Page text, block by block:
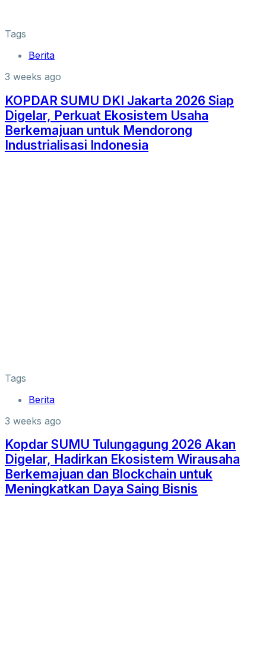
Tags
Berita
3 weeks ago
KOPDAR SUMU DKI Jakarta 2026 Siap
Digelar, Perkuat Ekosistem Usaha
Berkemajuan untuk Mendorong
Industrialisasi Indonesia
Tags
Berita
3 weeks ago
Kopdar SUMU Tulungagung 2026 Akan
Digelar, Hadirkan Ekosistem Wirausaha
Berkemajuan dan Blockchain untuk
Meningkatkan Daya Saing Bisnis